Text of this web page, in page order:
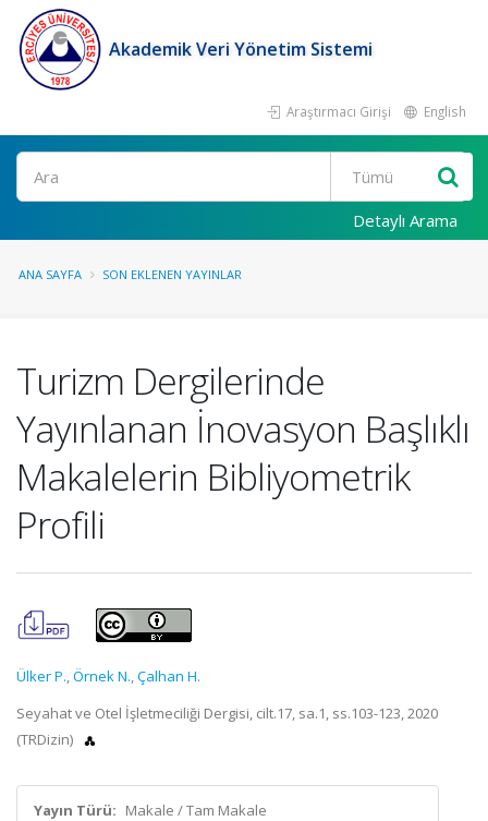
Akademik Veri Yönetim Sistemi
Araştırmacı Girişi English
Ara
Detaylı Arama
ANA SAYFA SON EKLENEN YAYINLAR
Turizm Dergilerinde
Yayınlanan İnovasyon Başlıklı
Makalelerin Bibliyometrik
Profili
Ülker P.,Örnek N.,Çalhan H.
Seyahat ve Otel İşletmeciliği Dergisi, cilt.17, sa.1, ss.103-123, 2020
(TRDizin)
Yayın Türü: Makale / Tam Makale